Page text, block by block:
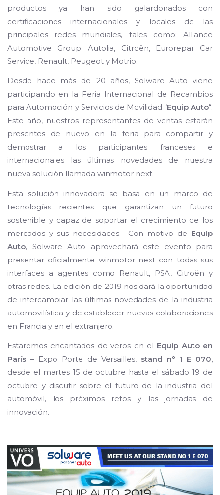
productos ya han sido galardonados con
certificaciones internacionales y locales de las
principales redes mundiales, tales como: Alliance
Automotive Group, Autolia, Citroën, Eurorepar Car
Service, Renault, Peugeot y Motrio.
Desde hace más de 20 años, Solware Auto viene
participando en la Feria Internacional de Recambios
para Automoción y Servicios de Movilidad “Equip Auto“.
Este año, nuestros representantes de ventas estarán
presentes de nuevo en la feria para compartir y
demostrar a los participantes franceses e
internacionales las últimas novedades de nuestra
nueva solución llamada winmotor next.
Esta solución innovadora se basa en un marco de
tecnologías recientes que garantizan un futuro
sostenible y capaz de soportar el crecimiento de los
mercados y sus necesidades. Con motivo de Equip
Auto, Solware Auto aprovechará este evento para
presentar oficialmente winmotor next con todas sus
interfaces a agentes como Renault, PSA, Citroën y
otras redes. La edición de 2019 nos dará la oportunidad
de intercambiar las últimas novedades de la industria
automovilística y de establecer nuevas colaboraciones
en Francia y en el extranjero.
Estaremos encantados de veros en el Equip Auto en
París – Expo Porte de Versailles, stand nº 1 E 070,
desde el martes 15 de octubre hasta el sábado 19 de
octubre y discutir sobre el futuro de la industria del
automóvil, los próximos retos y las jornadas de
innovación.